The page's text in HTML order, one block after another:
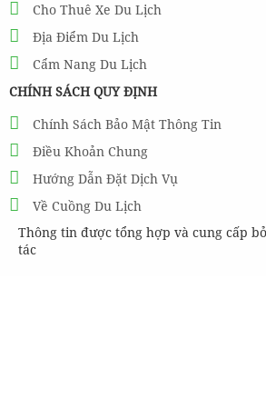
Cho Thuê Xe Du Lịch
Địa Điểm Du Lịch
Cẩm Nang Du Lịch
CHÍNH SÁCH QUY ĐỊNH
Chính Sách Bảo Mật Thông Tin
Điều Khoản Chung
Hướng Dẫn Đặt Dịch Vụ
Về Cuồng Du Lịch
Thông tin được tổng hợp và cung cấp
tác